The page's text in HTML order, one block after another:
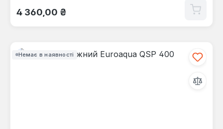
Звичайна ціна:
4 360,00 ₴
Немає в наявності